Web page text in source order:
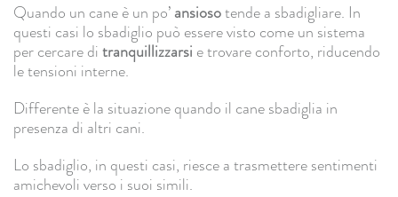
Quando un cane è un po’ansiosotende a sbadigliare. In
questi casi lo sbadiglio può essere visto come un sistema
per cercare ditranquillizzarsi e trovare conforto, riducendo
le tensioni interne.
Differente è la situazione quando il cane sbadiglia in
presenza di altri cani.
Lo sbadiglio, in questi casi, riesce a trasmettere sentimenti
amichevoli verso i suoi simili.